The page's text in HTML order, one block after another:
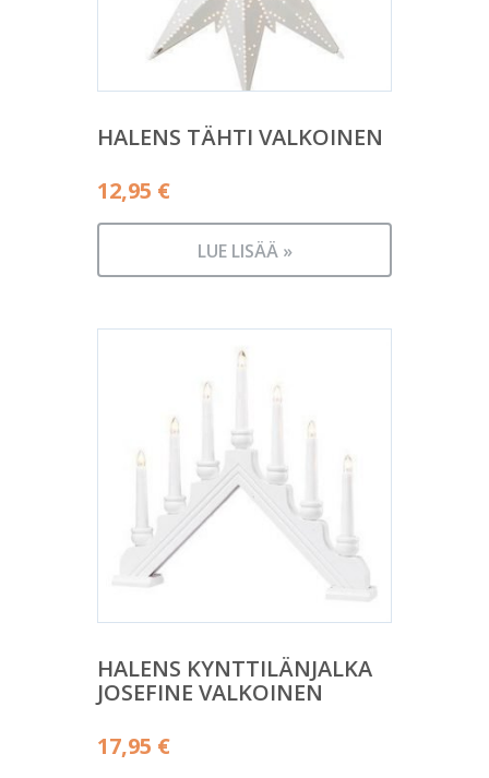
HALENS TÄHTI VALKOINEN
12,95 €
LUE LISÄÄ »
HALENS KYNTTILÄNJALKA
JOSEFINE VALKOINEN
17,95 €